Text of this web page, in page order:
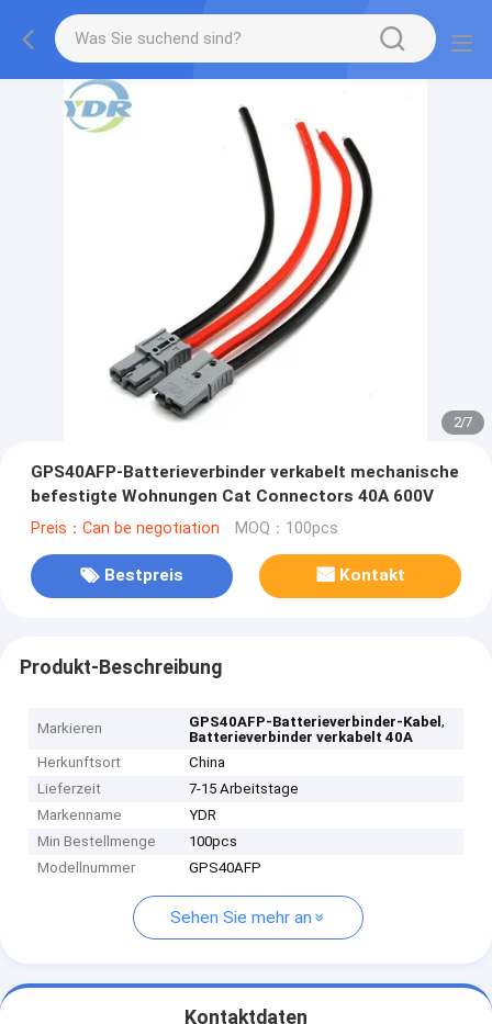
2/7
GPS40AFP-Batterieverbinder verkabelt mechanische
befestigte Wohnungen Cat Connectors 40A 600V
Preis：Can be negotiation MOQ：100pcs
Bestpreis Kontakt
Produkt-Beschreibung
Markieren GPS40AFP-Batterieverbinder-Kabel,
Batterieverbinder verkabelt 40A
Herkunftsort
China
Lieferzeit
7-15 Arbeitstage
Markenname
YDR
Min Bestellmenge
100pcs
Modellnummer
GPS40AFP
Sehen Sie mehr an
Kontaktdaten